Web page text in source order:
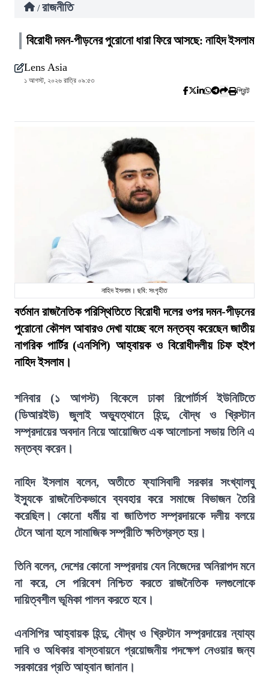
/ রাজনীতি
বিরোধী দমন-পীড়নের পুরোনো ধারা ফিরে আসছে: নাহিদ ইসলাম
Lens Asia
১ আগস্ট, ২০২৬ রাত্রি ০৯:৫৩
প্রিন্ট
নাহিদ ইসলাম। ছবি: সংগৃহীত
বর্তমান রাজনৈতিক পরিস্থিতিতে বিরোধী দলের ওপর দমন-পীড়নের
পুরোনো কৌশল আবারও দেখা যাচ্ছে বলে মন্তব্য করেছেন জাতীয়
নাগরিক পার্টির (এনসিপি) আহ্বায়ক ও বিরোধীদলীয় চিফ হুইপ
নাহিদ ইসলাম।
শনিবার (১ আগস্ট) বিকেলে ঢাকা রিপোর্টার্স ইউনিটিতে
(ডিআরইউ) জুলাই অভ্যুত্থানে হিন্দু, বৌদ্ধ ও খ্রিস্টান
সম্প্রদায়ের অবদান নিয়ে আয়োজিত এক আলোচনা সভায় তিনি এ
মন্তব্য করেন।
নাহিদ ইসলাম বলেন, অতীতে ফ্যাসিবাদী সরকার সংখ্যালঘু
ইস্যুকে রাজনৈতিকভাবে ব্যবহার করে সমাজে বিভাজন তৈরি
করেছিল। কোনো ধর্মীয় বা জাতিগত সম্প্রদায়কে দলীয় বলয়ে
টেনে আনা হলে সামাজিক সম্প্রীতি ক্ষতিগ্রস্ত হয়।
তিনি বলেন, দেশের কোনো সম্প্রদায় যেন নিজেদের অনিরাপদ মনে
না করে, সে পরিবেশ নিশ্চিত করতে রাজনৈতিক দলগুলোকে
দায়িত্বশীল ভূমিকা পালন করতে হবে।
এনসিপির আহ্বায়ক হিন্দু, বৌদ্ধ ও খ্রিস্টান সম্প্রদায়ের ন্যায্য
দাবি ও অধিকার বাস্তবায়নে প্রয়োজনীয় পদক্ষেপ নেওয়ার জন্য
সরকারের প্রতি আহ্বান জানান।